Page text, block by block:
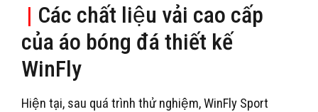
| Các chất liệu vải cao cấp
của áo bóng đá thiết kế
WinFly
Hiện tại, sau quá trình thử nghiệm, WinFly Sport